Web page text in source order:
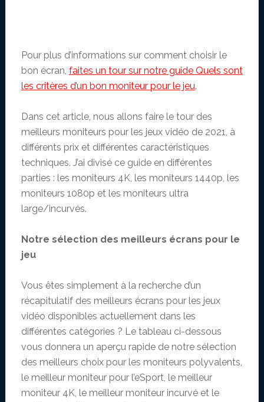
Pour plus d’informations sur comment choisir le
bon écran, faites un tour sur notre guide Quels sont
les critères d’un bon moniteur pour le jeu.
Dans cet article, nous allons faire le tour des
meilleurs moniteurs pour les jeux vidéo de 2021, à
différents prix et différentes caractéristiques
techniques. J’ai divisé ce guide en différentes
parties : les moniteurs 4K, les moniteurs 1440p, les
moniteurs 1080p et les moniteurs ultra
large/incurvés.
Notre sélection des meilleurs écrans pour le
jeu
Vous êtes simplement à la recherche d’un
récapitulatif des meilleurs écrans pour les jeux
vidéo disponibles actuellement dans les
différentes catégories ? Le tableau ci-dessous
vous donnera un aperçu rapide de notre sélection
des meilleurs choix pour les moniteurs polyvalents,
le meilleur moniteur pour l’eSport, le meilleur
moniteur 4K, le meilleur moniteur incurvé et le